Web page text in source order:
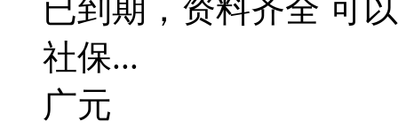
已到期，资料齐全 可
社保...
广元